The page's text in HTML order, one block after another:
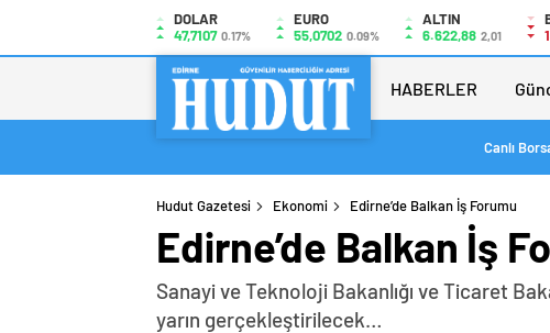
DOLAR
47,7107 0.17%
EURO
55,0702 0.09%
ALTIN
6.622,88 2,01
HABERLER
Canlı
Hudut Gazetesi Ekonomi Edirne’de Balkan İş Forumu
Edirne’de Balkan İş
Sanayi ve Teknoloji Bakanlığı ve Ticaret
yarın gerçekleştirilecek…